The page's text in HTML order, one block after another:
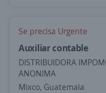
Se precisa Urgente
Auxiliar contable
DISTRIBUIDORA
ANONIMA
Mixco, Guatemala